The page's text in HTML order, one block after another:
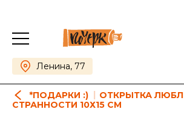
Ленина, 77
*ПОДАРКИ :)
ОТКРЫТКА
СТРАННОСТИ 10Х15 СМ